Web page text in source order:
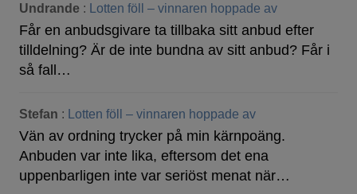
Undrande : Lotten föll – vinnaren hoppade av
Får en anbudsgivare ta tillbaka sitt anbud efter
tilldelning? Är de inte bundna av sitt anbud? Får i
så fall…
Stefan : Lotten föll – vinnaren hoppade av
Vän av ordning trycker på min kärnpoäng.
Anbuden var inte lika, eftersom det ena
uppenbarligen inte var seriöst menat när…